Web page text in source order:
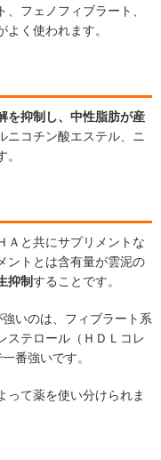
フェノフィブラート、
く使われます。
を抑制し、中性脂肪が産
ニコチン酸エステル、ニ
Ａと共にサプリメントな
ントとは含有量が雲泥の
抑制することです。
いのは、フィブラート系
ステロール（ＨＤＬコレ
番強いです。
って薬を使い分けられま